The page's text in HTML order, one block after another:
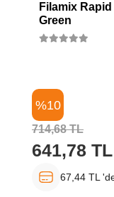
Filamix
Green
%10
714,68 TL
641,78 TL
67,44 TL